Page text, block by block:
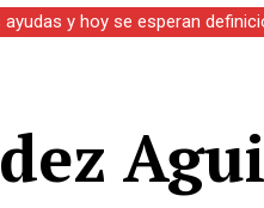
y hoy se esperan